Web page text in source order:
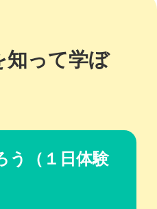
知って学ぼ
う（１日体験